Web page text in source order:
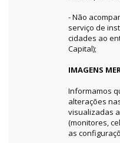
- Não
serviço de
cidades ao
Capital);
IMAGENS
Informamos
alterações
visualizadas
(monitores,
as